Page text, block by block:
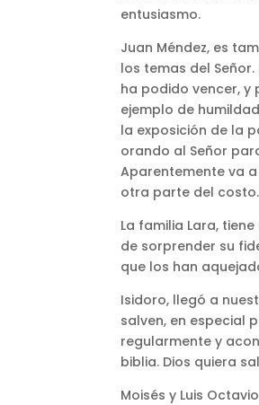
entusiasmo.
Juan Méndez, es
los temas del
ha podido vencer, y
ejemplo de
la exposición de la
orando al Señor
Aparentemente va
otra parte del costo.
La familia Lara,
de sorprender su
que los han
Isidoro, llegó a
salven, en especial
regularmente y
biblia. Dios quiera
Moisés y Luis